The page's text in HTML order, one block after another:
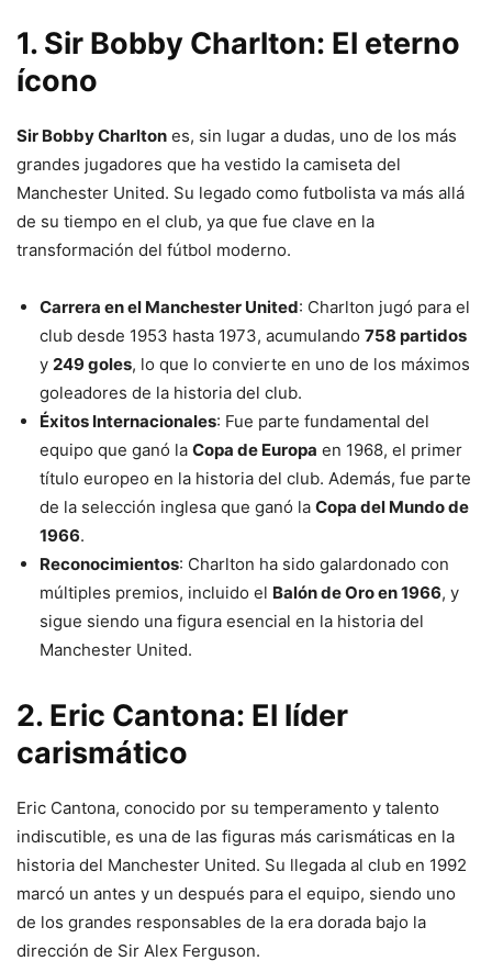
1. Sir Bobby Charlton: El eterno
ícono
Sir Bobby Charlton es, sin lugar a dudas, uno de los más
grandes jugadores que ha vestido la camiseta del
Manchester United. Su legado como futbolista va más allá
de su tiempo en el club, ya que fue clave en la
transformación del fútbol moderno.
Carrera en el Manchester United: Charlton jugó para el
club desde 1953 hasta 1973, acumulando 758 partidos
y 249 goles, lo que lo convierte en uno de los máximos
goleadores de la historia del club.
Éxitos Internacionales: Fue parte fundamental del
equipo que ganó la Copa de Europa en 1968, el primer
título europeo en la historia del club. Además, fue parte
de la selección inglesa que ganó la Copa del Mundo de
1966.
Reconocimientos: Charlton ha sido galardonado con
múltiples premios, incluido el Balón de Oro en 1966, y
sigue siendo una figura esencial en la historia del
Manchester United.
2. Eric Cantona: El líder
carismático
Eric Cantona, conocido por su temperamento y talento
indiscutible, es una de las figuras más carismáticas en la
historia del Manchester United. Su llegada al club en 1992
marcó un antes y un después para el equipo, siendo uno
de los grandes responsables de la era dorada bajo la
dirección de Sir Alex Ferguson.